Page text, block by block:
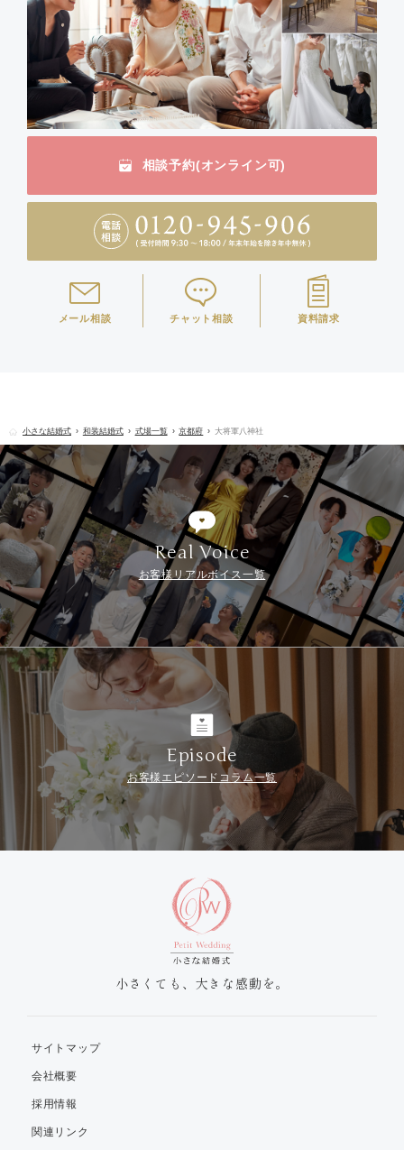
相談予約(オンライン可)
メール相談 チャット相談 資料請求
小さな結婚式 和装結婚式 式場一覧 京都府 大将軍八神社
Real Voice
お客様リアルボイス一覧
Episode
お客様エピソードコラム一覧
小さくても、大きな感動を。
サイトマップ
会社概要
採用情報
関連リンク